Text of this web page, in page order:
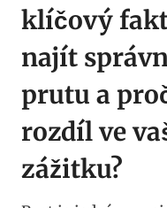
⁤klíčový
najít
prutu a⁤
rozdíl ⁣ve
zážitku?